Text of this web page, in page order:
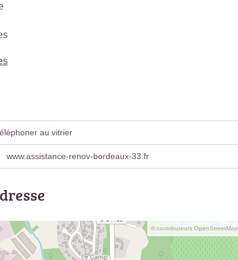
au vitrier
www.assistance-renov-bordeaux-33.fr
© contributeurs OpenStreetMap